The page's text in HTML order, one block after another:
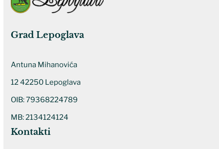
Grad Lepoglava
Antuna Mihanovića
12 42250 Lepoglava
OIB: 79368224789
MB: 2134124124
Kontakti